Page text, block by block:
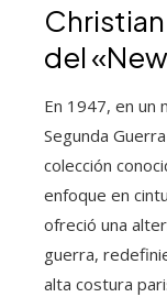
del
En 1947, en un
Segunda
colección
enfoque en
ofreció una
guerra,
alta costura